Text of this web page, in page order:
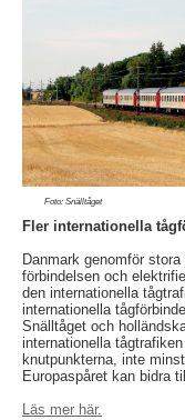
Foto: Snälltåget
Fler internationella
Danmark genomför
förbindelsen och
den internationella
internationella
Snälltåget och
internationella
knutpunkterna, inte
Europaspåret kan bidra
Läs mer här.